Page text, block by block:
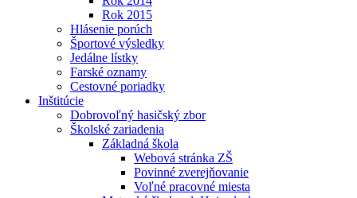
Rok 2015
Hlásenie porúch
Športové výsledky
Jedálne lístky
Farské oznamy
Cestovné poriadky
Inštitúcie
Dobrovoľný hasičský zbor
Školské zariadenia
Základná škola
Webová stránka ZŠ
Povinné zverejňovanie
Voľné pracovné miesta